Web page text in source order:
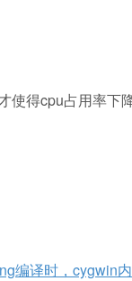
得cpu占用率下
ng编译时，cygwin